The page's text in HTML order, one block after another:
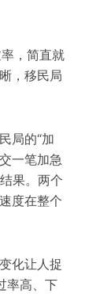
，简直就
，移民局
局的“加
一笔加急
果。两个
度在整个
化让人捉
率高、下